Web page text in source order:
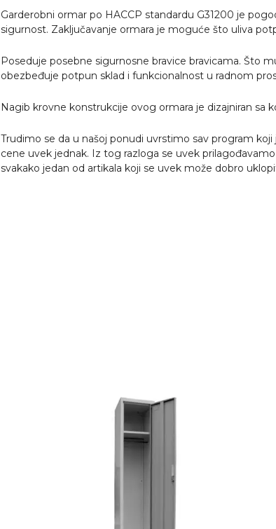
Garderobni ormar po HACCP standardu G31200 je
sigurnost. Zaključavanje ormara je moguće što uliva
Poseduje posebne sigurnosne bravice bravicama. Što
obezbeđuje potpun sklad i funkcionalnost u radnom
Nagib krovne konstrukcije ovog ormara je dizajniran sa
Trudimo se da u našoj ponudi uvrstimo sav program
cene uvek jednak. Iz tog razloga se uvek
svakako jedan od artikala koji se uvek može dobro